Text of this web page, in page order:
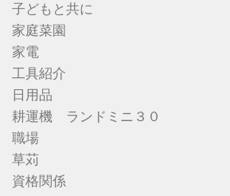
子どもと共に
家庭菜園
家電
工具紹介
日用品
耕運機 ランドミニ３０
職場
草苅
資格関係